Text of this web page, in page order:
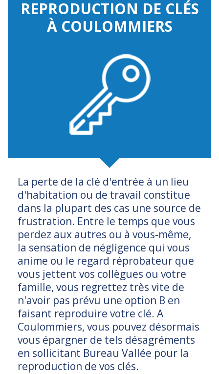
REPRODUCTION DE CLÉS
À COULOMMIERS
La perte de la clé d'entrée à un lieu
d'habitation ou de travail constitue
dans la plupart des cas une source de
frustration. Entre le temps que vous
perdez aux autres ou à vous-même,
la sensation de négligence qui vous
anime ou le regard réprobateur que
vous jettent vos collègues ou votre
famille, vous regrettez très vite de
n'avoir pas prévu une option B en
faisant reproduire votre clé. A
Coulommiers, vous pouvez désormais
vous épargner de tels désagréments
en sollicitant Bureau Vallée pour la
reproduction de vos clés.